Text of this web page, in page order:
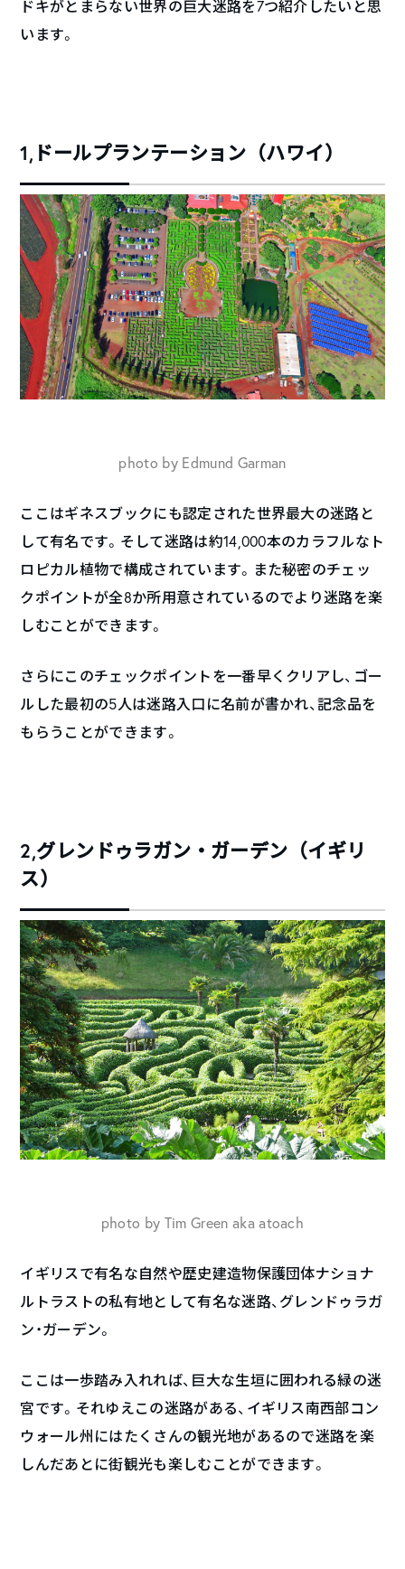
ドキがとまらない世界の巨大迷路を7つ紹介したいと思
います。
1,ドールプランテーション（ハワイ）
photo by Edmund Garman
ここはギネスブックにも認定された世界最大の迷路と
して有名です。そして迷路は約14,000本のカラフルなト
ロピカル植物で構成されています。また秘密のチェッ
クポイントが全8か所用意されているのでより迷路を楽
しむことができます。
さらにこのチェックポイントを一番早くクリアし、ゴー
ルした最初の5人は迷路入口に名前が書かれ、記念品を
もらうことができます。
2,グレンドゥラガン・ガーデン（イギリ
ス）
photo by Tim Green aka atoach
イギリスで有名な自然や歴史建造物保護団体ナショナ
ルトラストの私有地として有名な迷路、グレンドゥラガ
ン・ガーデン。
ここは一歩踏み入れれば、巨大な生垣に囲われる緑の迷
宮です。それゆえこの迷路がある、イギリス南西部コン
ウォール州にはたくさんの観光地があるので迷路を楽
しんだあとに街観光も楽しむことができます。